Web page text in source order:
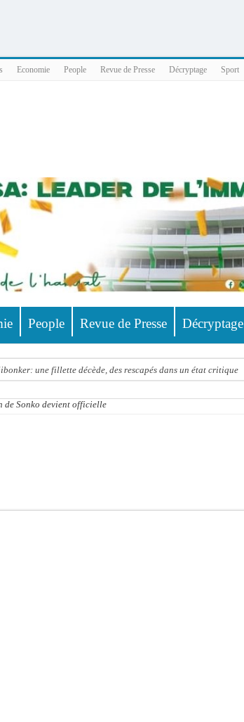
Economie People Revue de Presse Décryptage Sport
People Revue de Presse Décryptage
une fillette décède, des rescapés dans un état critique
et des sports Guéladio Ba en tournée, un important lot de
financements de la Banque mondiale d’un montant
de Sonko devient officielle